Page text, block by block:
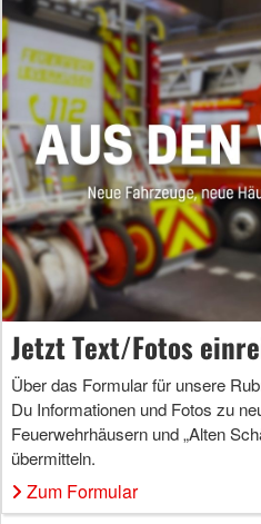
Jetzt Text/Fotos
Über das Formular für unsere
Du Informationen und Fotos zu
Feuerwehrhäusern und „Alten
übermitteln.
Zum Formular